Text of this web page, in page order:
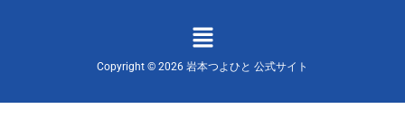
メ
ニ
ュ
Copyright © 2026 岩本つよひと 公式サイト